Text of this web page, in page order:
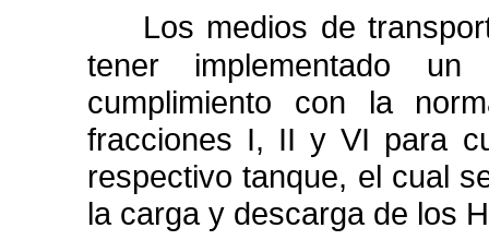
Los medios de
tener implementado un
cumplimiento con la
fracciones I, II y VI para
respectivo tanque, el cual
la carga y descarga de los